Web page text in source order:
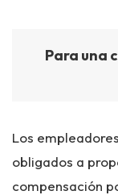
Para una
Los
obligados a
compensación